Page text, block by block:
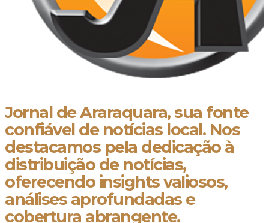
Jornal de Araraquara, sua fonte
confiável de notícias local. Nos
destacamos pela dedicação à
distribuição de notícias,
oferecendo insights valiosos,
análises aprofundadas e
cobertura abrangente.